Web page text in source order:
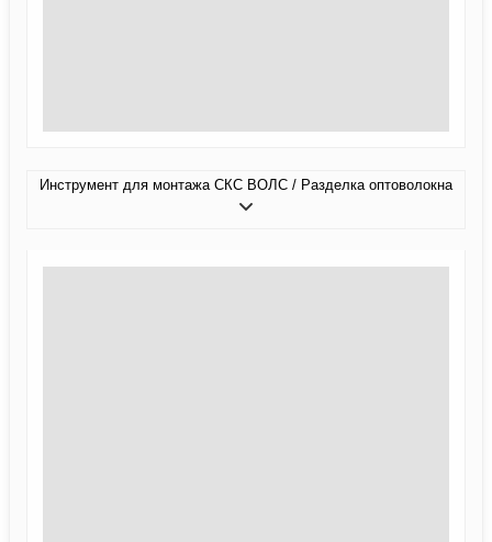
Инструмент для монтажа СКС ВОЛС / Разделка оптоволокна